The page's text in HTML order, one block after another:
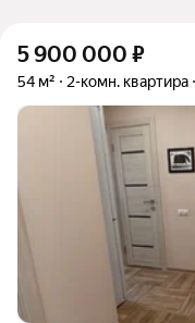
5 900 000 ₽
54 м² 2-комн. квартира